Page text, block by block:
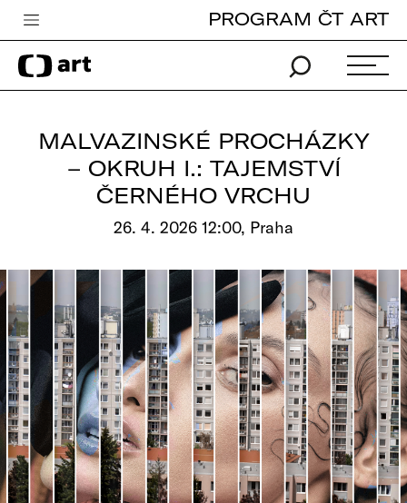
Česká televize
Zpravodajství
edu
Vše o ČT
PROGRAM ČT ART
MALVAZINSKÉ PROCHÁZKY
– OKRUH I.: TAJEMSTVÍ
ČERNÉHO VRCHU
26. 4. 2026 12:00, Praha